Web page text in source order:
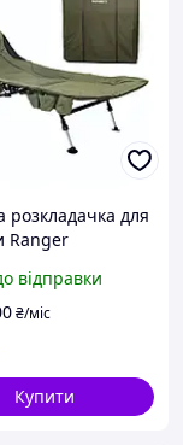
розкладачка для
Ranger
та
відправки
₴/міс
Купити